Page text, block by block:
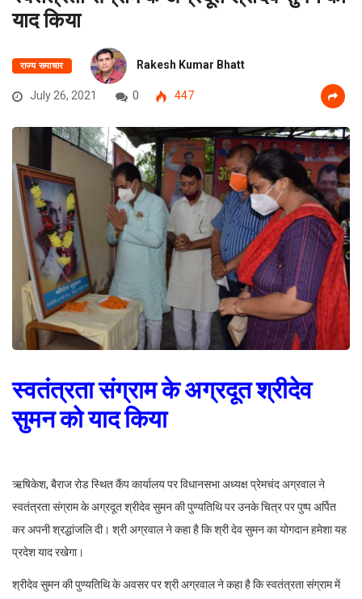
याद किया
राज्य समाचार Rakesh Kumar Bhatt
July 26, 2021 0 447
स्वतंत्रता संग्राम के अग्रदूत श्रीदेव
सुमन को याद किया
ऋषिकेश, बैराज रोड स्थित कैंप कार्यालय पर विधानसभा अध्यक्ष प्रेमचंद अग्रवाल ने
स्वतंत्रता संग्राम के अग्रदूत श्रीदेव सुमन की पुण्यतिथि पर उनके चित्र पर पुष्प अर्पित
कर अपनी श्रद्धांजलि दी। श्री अग्रवाल ने कहा है कि श्री देव सुमन का योगदान हमेशा यह
प्रदेश याद रखेगा।
श्रीदेव सुमन की पुण्यतिथि के अवसर पर श्री अग्रवाल ने कहा है कि स्वतंत्रता संग्राम में